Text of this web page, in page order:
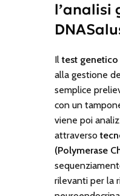
l’analisi
Iltest genetico
alla gestione
semplice
con un
viene poi
attraverso
(Polymerase
rilevanti per la